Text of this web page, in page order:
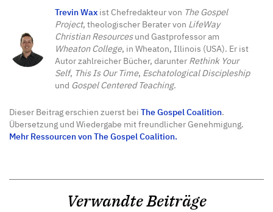
Trevin Wax ist Chefredakteur von The Gospel
Project, theologischer Berater von LifeWay
Christian Resourcesund Gastprofessor am
Wheaton College, in Wheaton, Illinois (USA). Er ist
Autor zahlreicher Bücher, darunter Rethink Your
Self, This Is Our Time, Eschatological Discipleship
und Gospel Centered Teaching.
Dieser Beitrag erschien zuerst bei The Gospel Coalition.
Übersetzung und Wiedergabe mit freundlicher Genehmigung.
Mehr Ressourcen von The Gospel Coalition.
Verwandte Beiträge